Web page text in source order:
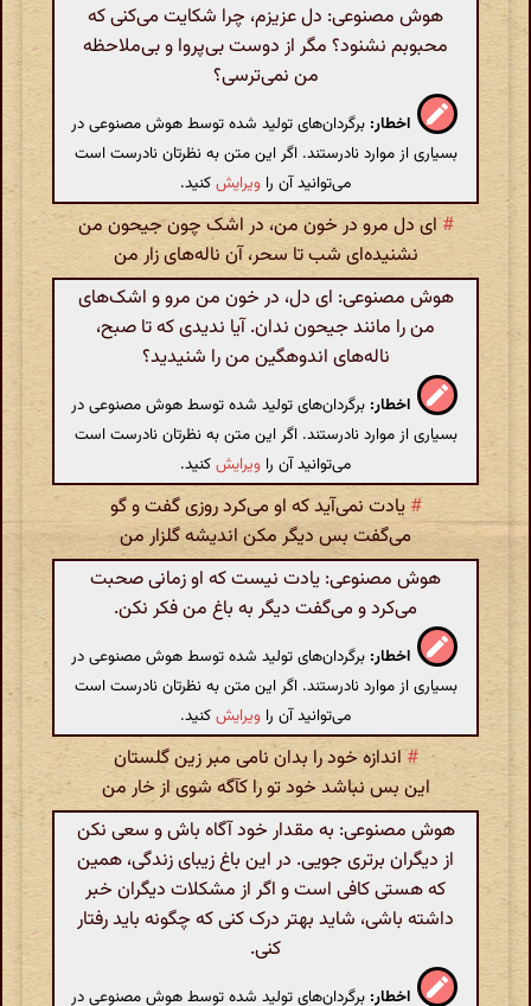
هوش مصنوعی: دل عزیزم، چرا شکایت می‌کنی که
محبوبم نشنود؟ مگر از دوست بی‌پروا و بی‌ملاحظه
من نمی‌ترسی؟
اخطار: برگردان‌های تولید شده توسط هوش مصنوعی در
بسیاری از موارد نادرستند. اگر این متن به نظرتان نادرست است
می‌توانید آن را ویرایشکنید.
# ای دل مرو در خون من، در اشک چون جیحون من
نشنیده‌ای شب تا سحر، آن ناله‌های زار من
هوش مصنوعی: ای دل، در خون من مرو و اشک‌های
من را مانند جیحون ندان. آیا ندیدی که تا صبح،
ناله‌های اندوهگین من را شنیدید؟
اخطار: برگردان‌های تولید شده توسط هوش مصنوعی در
بسیاری از موارد نادرستند. اگر این متن به نظرتان نادرست است
می‌توانید آن را ویرایشکنید.
# یادت نمی‌آید که او می‌کرد روزی گفت و گو
می‌گفت بس دیگر مکن اندیشه گلزار من
هوش مصنوعی: یادت نیست که او زمانی صحبت
می‌کرد و می‌گفت دیگر به باغ من فکر نکن.
اخطار: برگردان‌های تولید شده توسط هوش مصنوعی در
بسیاری از موارد نادرستند. اگر این متن به نظرتان نادرست است
می‌توانید آن را ویرایشکنید.
#اندازه خود را بدان نامی مبر زین گلستان
این بس نباشد خود تو را کآگه شوی از خار من
هوش مصنوعی: به مقدار خود آگاه باش و سعی نکن
از دیگران برتری جویی. در این باغ زیبای زندگی، همین
که هستی کافی است و اگر از مشکلات دیگران خبر
داشته باشی، شاید بهتر درک کنی که چگونه باید رفتار
کنی.
اخطار: برگردان‌های تولید شده توسط هوش مصنوعی در